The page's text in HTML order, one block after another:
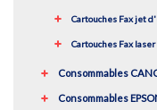
Cartouches Fax jet
Cartouches Fax laser
Consommables
Consommables